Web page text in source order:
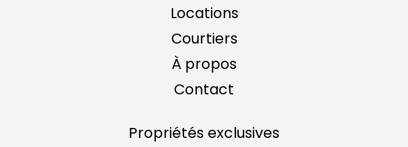
Locations
Courtiers
À propos
Contact
Propriétés exclusives